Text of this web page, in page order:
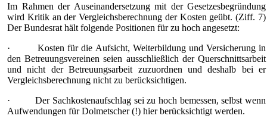
Im Rahmen der Auseinandersetzung mit der Gesetzesbegründung
wird Kritik an der Vergleichsberechnung der Kosten geübt. (Ziff. 7)
Der Bundesrat hält folgende Positionen für zu hoch angesetzt:
· Kosten für die Aufsicht, Weiterbildung und Versicherung in
den Betreuungsvereinen seien ausschließlich der Querschnittsarbeit
und nicht der Betreuungsarbeit zuzuordnen und deshalb bei er
Vergleichsberechnung nicht zu berücksichtigen.
· Der Sachkostenaufschlag sei zu hoch bemessen, selbst wenn
Aufwendungen für Dolmetscher (!) hier berücksichtigt werden.